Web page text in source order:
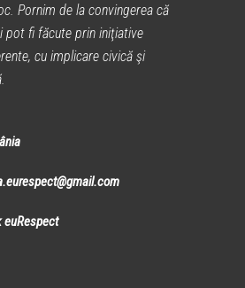
Pornim de la convingerea că
pot fi făcute prin iniţiative
cu implicare civică şi
euRespect